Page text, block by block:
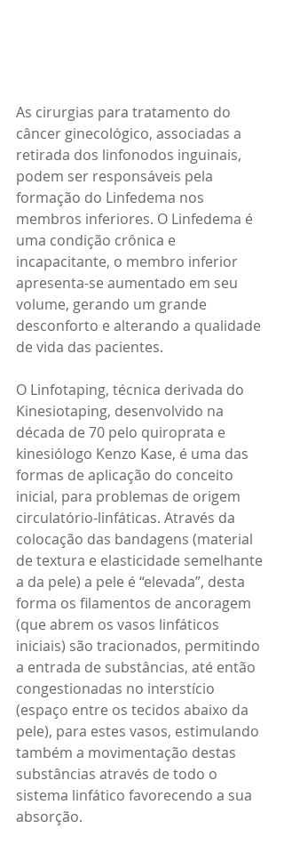
As cirurgias para tratamento do
câncer ginecológico, associadas a
retirada dos linfonodos inguinais,
podem ser responsáveis pela
formação do Linfedema nos
membros inferiores. O Linfedema é
uma condição crônica e
incapacitante, o membro inferior
apresenta-se aumentado em seu
volume, gerando um grande
desconforto e alterando a qualidade
de vida das pacientes.
O Linfotaping, técnica derivada do
Kinesiotaping, desenvolvido na
década de 70 pelo quiroprata e
kinesiólogo Kenzo Kase, é uma das
formas de aplicação do conceito
inicial, para problemas de origem
circulatório-linfáticas. Através da
colocação das bandagens (material
de textura e elasticidade semelhante
a da pele) a pele é “elevada”, desta
forma os filamentos de ancoragem
(que abrem os vasos linfáticos
iniciais) são tracionados, permitindo
a entrada de substâncias, até então
congestionadas no interstício
(espaço entre os tecidos abaixo da
pele), para estes vasos, estimulando
também a movimentação destas
substâncias através de todo o
sistema linfático favorecendo a sua
absorção.